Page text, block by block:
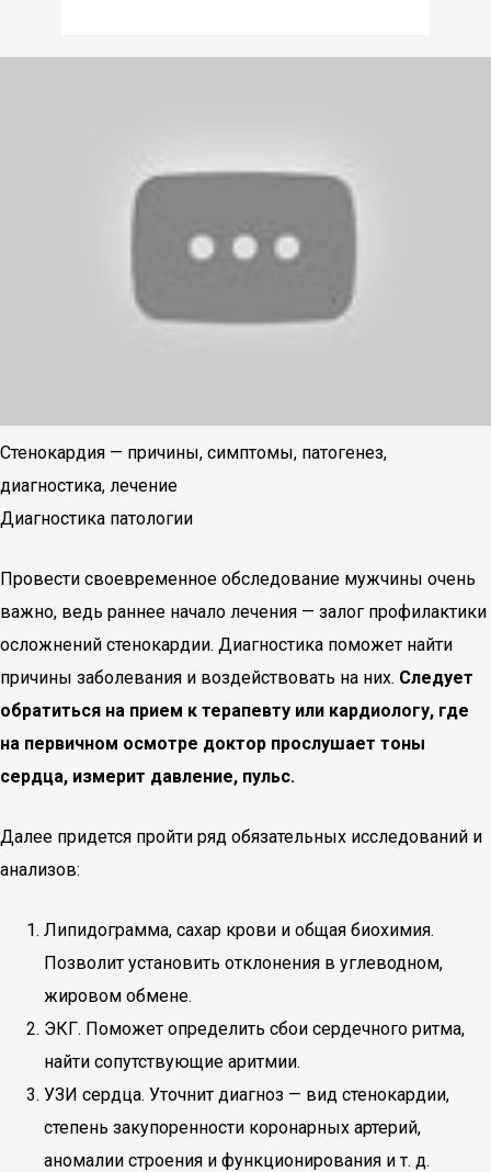
Стенокардия — причины, симптомы, патогенез,
диагностика, лечение
Диагностика патологии
Провести своевременное обследование мужчины очень
важно, ведь раннее начало лечения — залог профилактики
осложнений стенокардии. Диагностика поможет найти
причины заболевания и воздействовать на них. Следует
обратиться на прием к терапевту или кардиологу, где
на первичном осмотре доктор прослушает тоны
сердца, измерит давление, пульс.
Далее придется пройти ряд обязательных исследований и
анализов:
Липидограмма, сахар крови и общая биохимия.
Позволит установить отклонения в углеводном,
жировом обмене.
ЭКГ. Поможет определить сбои сердечного ритма,
найти сопутствующие аритмии.
УЗИ сердца. Уточнит диагноз — вид стенокардии,
степень закупоренности коронарных артерий,
аномалии строения и функционирования и т. д.